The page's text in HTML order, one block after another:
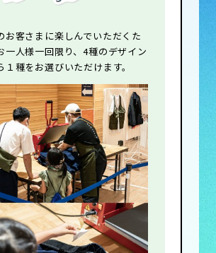
お客さまに楽しんでいただくた
一人様一回限り、4種のデザイン
１種をお選びいただけます。